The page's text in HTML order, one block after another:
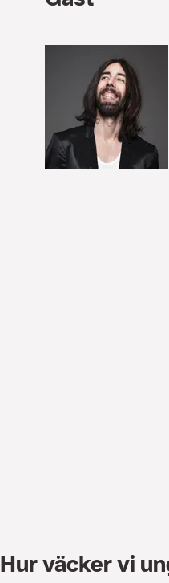
Hur väcker vi